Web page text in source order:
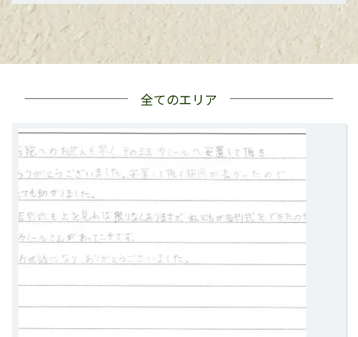
全てのエリア